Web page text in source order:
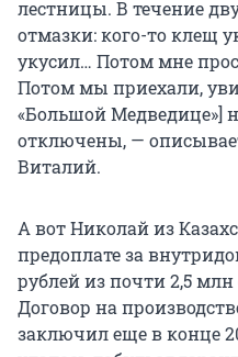
лестницы. В течение
отмазки: кого-то клещ
укусил… Потом мне
Потом мы приехали,
«Большой Медведице»]
отключены, —
Виталий.
А вот Николай из
предоплате за
рублей из почти 2,5
Договор на
заключил еще в конце